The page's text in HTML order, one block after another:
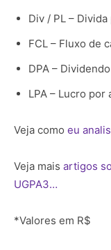
Div / PL –
FCL – Fluxo de
DPA –
LPA – Lucro por
Veja como eu
Veja mais artigos
UGPA3…
*Valores em R$